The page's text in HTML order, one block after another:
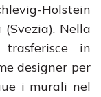
Holstein
Nella
in
designer per
i murali nel